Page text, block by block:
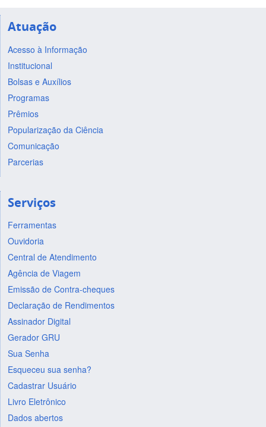
Atuação
Acesso à Informação
Institucional
Bolsas e Auxílios
Programas
Prêmios
Popularização da Ciência
Comunicação
Parcerias
Serviços
Ferramentas
Ouvidoria
Central de Atendimento
Agência de Viagem
Emissão de Contra-cheques
Declaração de Rendimentos
Assinador Digital
Gerador GRU
Sua Senha
Esqueceu sua senha?
Cadastrar Usuário
Livro Eletrônico
Dados abertos